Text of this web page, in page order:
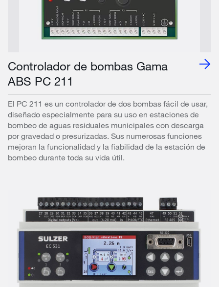
Controlador de bombas Gama
ABS PC 211
El PC 211 es un controlador de dos bombas fácil de usar,
diseñado especialmente para su uso en estaciones de
bombeo de aguas residuales municipales con descarga
por gravedad o presurizadas. Sus numerosas funciones
mejoran la funcionalidad y la fiabilidad de la estación de
bombeo durante toda su vida útil.